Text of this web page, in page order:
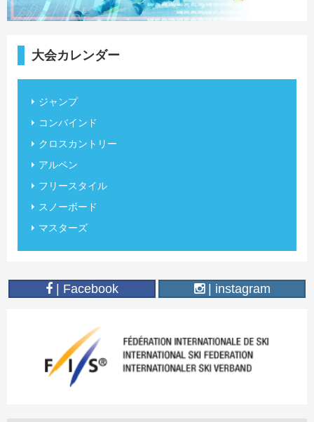
大会カレンダー
ジャンプ
コンバインド
クロスカントリー
アルペン
フリースタイル
スノーボード
マスターズ
| Facebook | instagram